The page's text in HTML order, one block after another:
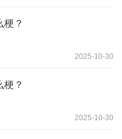
梗？
2025-10-30
梗？
2025-10-30